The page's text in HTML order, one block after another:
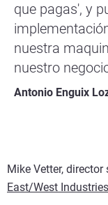
que pagas', y
nuestra
nuestro
Antonio Enguix
Mike Vetter,
East/West Industries